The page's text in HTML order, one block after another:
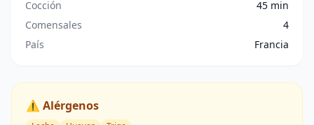
Cocción
45 min
Comensales
4
País
Francia
⚠️ Alérgenos